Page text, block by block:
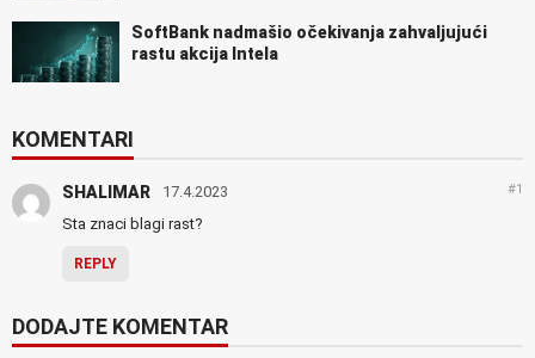
SoftBank nadmašio očekivanja zahvaljujući
rastu akcija Intela
KOMENTARI
SHALIMAR 17.4.2023 #1
Sta znaci blagi rast?
REPLY
DODAJTE KOMENTAR